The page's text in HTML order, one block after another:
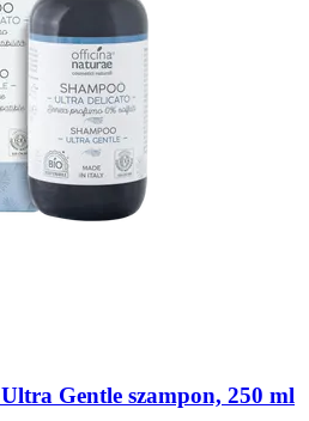
Ultra Gentle szampon, 250 ml